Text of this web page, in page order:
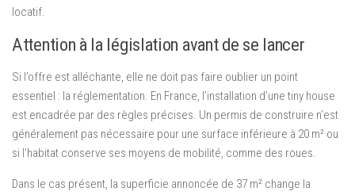
locatif.
Attention à la législation avant de se lancer
Si l’offre est alléchante, elle ne doit pas faire oublier un point
essentiel : la réglementation. En France, l’installation d’une tiny house
est encadrée par des règles précises. Un permis de construire n’est
généralement pas nécessaire pour une surface inférieure à 20 m² ou
si l’habitat conserve ses moyens de mobilité, comme des roues.
Dans le cas présent, la superficie annoncée de 37 m² change la